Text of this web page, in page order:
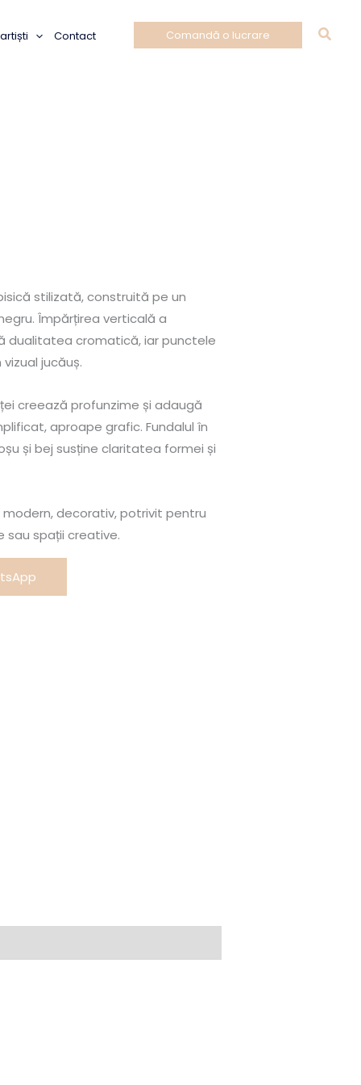
Contact Comandă o lucrare
stilizată, construită pe un
Împărțirea verticală a
dualitatea cromatică, iar punctele
jucăuș.
creează profunzime și adaugă
aproape grafic. Fundalul în
și bej susține claritatea formei și
decorativ, potrivit pentru
spații creative.